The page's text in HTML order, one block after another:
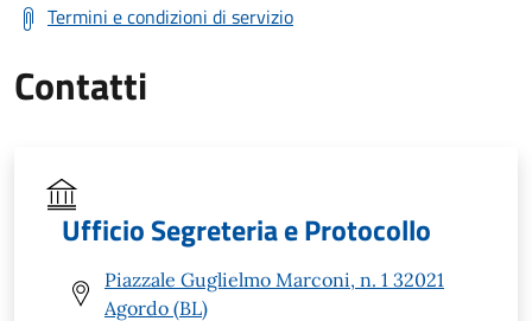
Termini e condizioni di servizio
Contatti
Ufficio Segreteria e Protocollo
Piazzale Guglielmo Marconi, n. 1 32021
Agordo (BL)